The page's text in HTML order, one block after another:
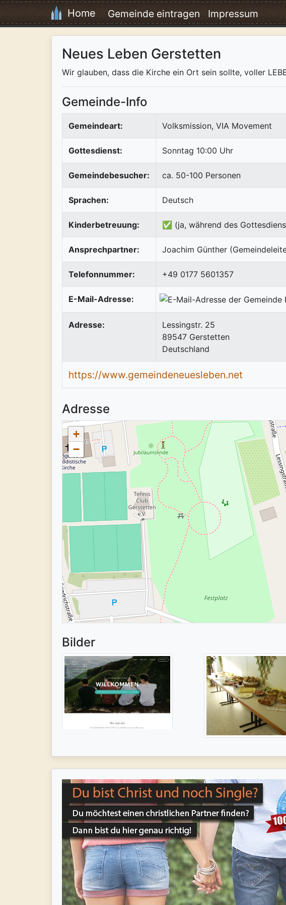
Home Gemeinde eintragen Impressum
Neues Leben Gerstetten
Wir glauben, dass die Kirche ein Ort sein sollte, voller
Gemeinde-Info
Gemeindeart: Volksmission, VIA Movement
Gottesdienst: Sonntag 10:00 Uhr
Gemeindebesucher: ca. 50-100 Personen
Sprachen: Deutsch
Kinderbetreuung: ✅ (ja, während des
Ansprechpartner: Joachim Günther
Telefonnummer: +49 0177 5601357
E-Mail-Adresse:
Adresse:
Lessingstr. 25
89547 Gerstetten
Deutschland
https://www.gemeindeneuesleben.net
Adresse
+
−
Bilder